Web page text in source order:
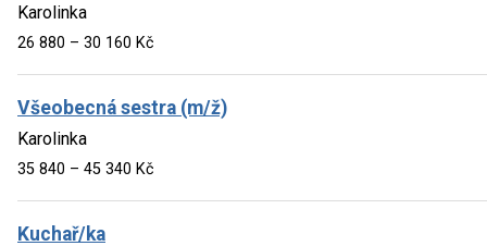
Karolinka
26 880 – 30 160 Kč
Všeobecná sestra (m/ž)
Karolinka
35 840 – 45 340 Kč
Kuchař/ka